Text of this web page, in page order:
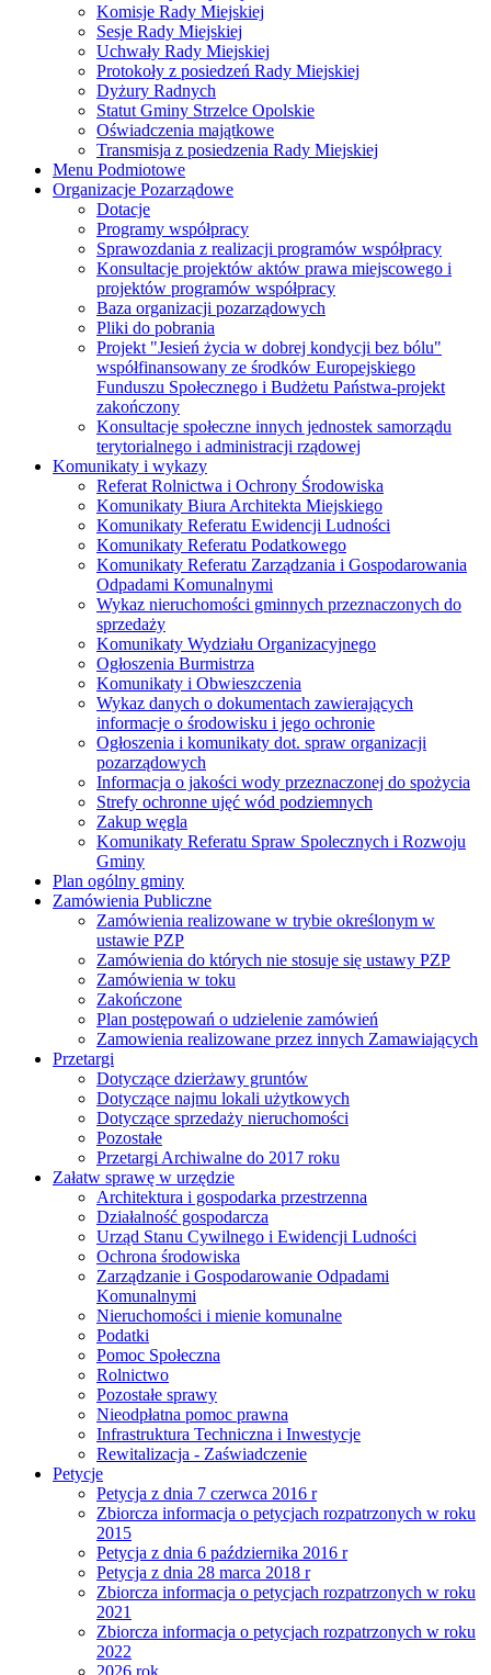
Komisje Rady Miejskiej
Sesje Rady Miejskiej
Uchwały Rady Miejskiej
Protokoły z posiedzeń Rady Miejskiej
Dyżury Radnych
Statut Gminy Strzelce Opolskie
Oświadczenia majątkowe
Transmisja z posiedzenia Rady Miejskiej
Menu Podmiotowe
Organizacje Pozarządowe
Dotacje
Programy współpracy
Sprawozdania z realizacji programów współpracy
Konsultacje projektów aktów prawa miejscowego i
projektów programów współpracy
Baza organizacji pozarządowych
Pliki do pobrania
Projekt "Jesień życia w dobrej kondycji bez bólu"
współfinansowany ze środków Europejskiego
Funduszu Społecznego i Budżetu Państwa-projekt
zakończony
Konsultacje społeczne innych jednostek samorządu
terytorialnego i administracji rządowej
Komunikaty i wykazy
Referat Rolnictwa i Ochrony Środowiska
Komunikaty Biura Architekta Miejskiego
Komunikaty Referatu Ewidencji Ludności
Komunikaty Referatu Podatkowego
Komunikaty Referatu Zarządzania i Gospodarowania
Odpadami Komunalnymi
Wykaz nieruchomości gminnych przeznaczonych do
sprzedaży
Komunikaty Wydziału Organizacyjnego
Ogłoszenia Burmistrza
Komunikaty i Obwieszczenia
Wykaz danych o dokumentach zawierających
informacje o środowisku i jego ochronie
Ogłoszenia i komunikaty dot. spraw organizacji
pozarządowych
Informacja o jakości wody przeznaczonej do spożycia
Strefy ochronne ujęć wód podziemnych
Zakup węgla
Komunikaty Referatu Spraw Spolecznych i Rozwoju
Gminy
Plan ogólny gminy
Zamówienia Publiczne
Zamówienia realizowane w trybie określonym w
ustawie PZP
Zamówienia do których nie stosuje się ustawy PZP
Zamówienia w toku
Zakończone
Plan postępowań o udzielenie zamówień
Zamowienia realizowane przez innych Zamawiających
Przetargi
Dotyczące dzierżawy gruntów
Dotyczące najmu lokali użytkowych
Dotyczące sprzedaży nieruchomości
Pozostałe
Przetargi Archiwalne do 2017 roku
Załatw sprawę w urzędzie
Architektura i gospodarka przestrzenna
Działalność gospodarcza
Urząd Stanu Cywilnego i Ewidencji Ludności
Ochrona środowiska
Zarządzanie i Gospodarowanie Odpadami
Komunalnymi
Nieruchomości i mienie komunalne
Podatki
Pomoc Społeczna
Rolnictwo
Pozostałe sprawy
Nieodpłatna pomoc prawna
Infrastruktura Techniczna i Inwestycje
Rewitalizacja - Zaświadczenie
Petycje
Petycja z dnia 7 czerwca 2016 r
Zbiorcza informacja o petycjach rozpatrzonych w roku
2015
Petycja z dnia 6 października 2016 r
Petycja z dnia 28 marca 2018 r
Zbiorcza informacja o petycjach rozpatrzonych w roku
2021
Zbiorcza informacja o petycjach rozpatrzonych w roku
2022
2026 rok